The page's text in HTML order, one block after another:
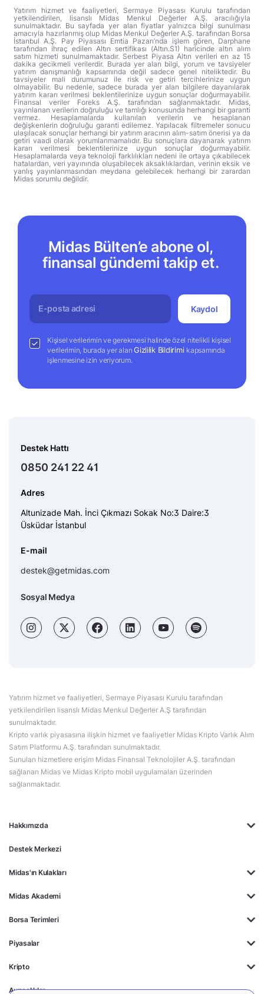
Yatırım hizmet ve faaliyetleri, Sermaye Piyasası Kurulu tarafından
yetkilendirilen, lisanslı Midas Menkul Değerler A.Ş. aracılığıyla
sunulmaktadır. Bu sayfada yer alan fiyatlar yalnızca bilgi sunulması
amacıyla hazırlanmış olup Midas Menkul Değerler A.Ş. tarafından Borsa
İstanbul A.Ş. Pay Piyasası Emtia Pazarı’nda işlem gören, Darphane
tarafından ihraç edilen Altın sertifikası (Altın.S1) haricinde altın alım
satım hizmeti sunulmamaktadır. Serbest Piyasa Altın verileri en az 15
dakika gecikmeli verilerdir. Burada yer alan bilgi, yorum ve tavsiyeler
yatırım danışmanlığı kapsamında değil sadece genel niteliktedir. Bu
tavsiyeler mali durumunuz ile risk ve getiri tercihlerinize uygun
olmayabilir. Bu nedenle, sadece burada yer alan bilgilere dayanılarak
yatırım kararı verilmesi beklentilerinize uygun sonuçlar doğurmayabilir.
Finansal veriler Foreks A.Ş. tarafından sağlanmaktadır. Midas,
yayınlanan verilerin doğruluğu ve tamlığı konusunda herhangi bir garanti
vermez. Hesaplamalarda kullanılan verilerin ve hesaplanan
değişkenlerin doğruluğu garanti edilemez. Yapılacak filtremeler sonucu
ulaşılacak sonuçlar herhangi bir yatırım aracının alım-satım önerisi ya da
getiri vaadi olarak yorumlanmamalıdır. Bu sonuçlara dayanarak yatırım
kararı verilmesi beklentilerinize uygun sonuçlar doğurmayabilir.
Hesaplamalarda veya teknoloji farklılıkları nedeni ile ortaya çıkabilecek
hatalardan, veri yayınında oluşabilecek aksaklıklardan, verinin eksik ve
yanlış yayınlanmasından meydana gelebilecek herhangi bir zarardan
Midas sorumlu değildir.
Midas Bülten’e abone ol,
finansal gündemi takip et.
Kaydol
Kişisel verilerimin ve gerekmesi halinde özel nitelikli kişisel
verilerimin, burada yer alanGizlilik Bildirimi kapsamında
işlenmesine izin veriyorum.
Hakkımızda
Destek Merkezi
Midas'ın Kulakları
Midas Akademi
Borsa Terimleri
Piyasalar
Kripto
Ayrıcalıklar
Destek Hattı
0850 241 22 41
Adres
Altunizade Mah. İnci Çıkmazı Sokak No:3 Daire:3
Üsküdar İstanbul
E-mail
destek@getmidas.com
Sosyal Medya
Yatırım hizmet ve faaliyetleri, Sermaye Piyasası Kurulu tarafından
yetkilendirilen lisanslı Midas Menkul Değerler A.Ş tarafından
sunulmaktadır.
Kripto varlık piyasasına ilişkin hizmet ve faaliyetler Midas Kripto Varlık Alım
Satım Platformu A.Ş. tarafından sunulmaktadır.
Sunulan hizmetlere erişim Midas Finansal Teknolojiler A.Ş. tarafından
sağlanan Midas ve Midas Kripto mobil uygulamaları üzerinden
sağlanmaktadır.